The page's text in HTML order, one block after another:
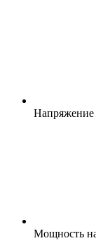
Напряжение
Мощность